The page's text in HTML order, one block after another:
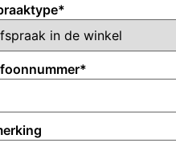
*
*